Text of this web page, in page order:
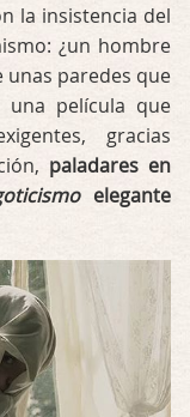
la insistencia del
¿un hombre
unas paredes que
una película que
gracias
paladares en
elegante